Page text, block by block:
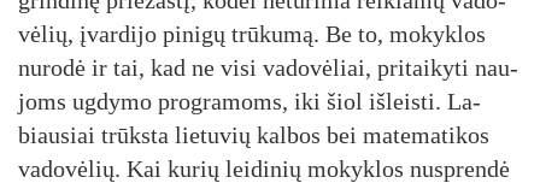
vė­lių, įvar­di­jo pi­ni­gų trū­ku­mą. Be to, mo­kyk­los
nu­ro­dė ir tai, kad ne vi­si va­do­vė­liai, pri­tai­ky­ti nau­
joms ug­dy­mo pro­gra­moms, iki šiol iš­leis­ti. La­
biau­siai trūks­ta lie­tu­vių kal­bos bei ma­te­ma­ti­kos
va­do­vė­lių. Kai ku­rių lei­di­nių mo­kyk­los nu­spren­dė